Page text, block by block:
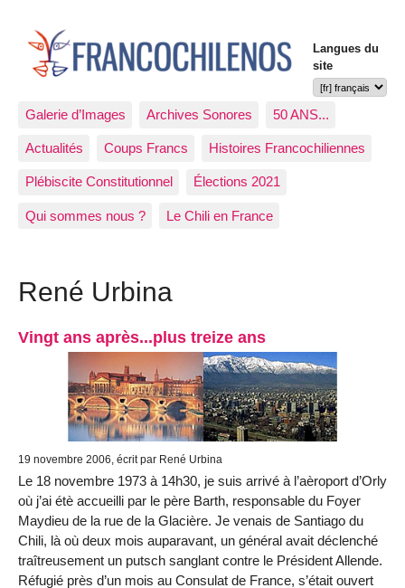
Langues du
site
Galerie d’Images Archives Sonores 50 ANS...
Actualités Coups Francs Histoires Francochiliennes
Plébiscite Constitutionnel Élections 2021
Qui sommes nous ? Le Chili en France
René Urbina
Vingt ans après...plus treize ans
19 novembre 2006, écrit par René Urbina
Le 18 novembre 1973 à 14h30, je suis arrivé à l’aèroport d’Orly
où j’ai étè accueilli par le père Barth, responsable du Foyer
Maydieu de la rue de la Glacière. Je venais de Santiago du
Chili, là où deux mois auparavant, un général avait déclenché
traîtreusement un putsch sanglant contre le Président Allende.
Réfugié près d’un mois au Consulat de France, s’était ouvert